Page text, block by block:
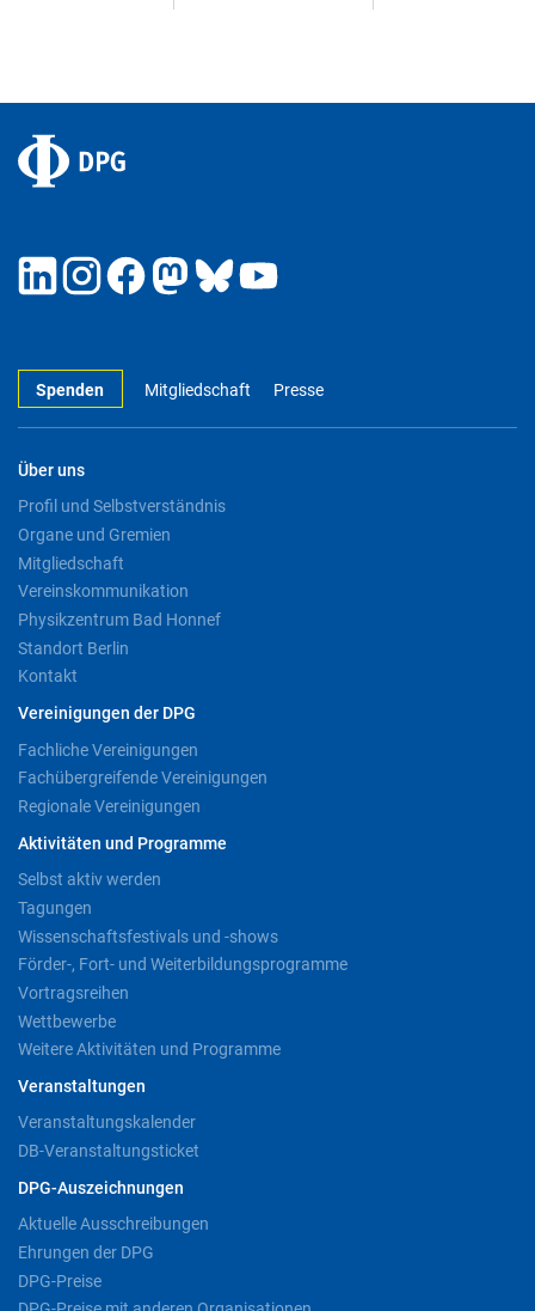
Spenden Mitgliedschaft Presse
Über uns
Profil und Selbstverständnis
Organe und Gremien
Mitgliedschaft
Vereinskommunikation
Physikzentrum Bad Honnef
Standort Berlin
Kontakt
Vereinigungen der DPG
Fachliche Vereinigungen
Fachübergreifende Vereinigungen
Regionale Vereinigungen
Aktivitäten und Programme
Selbst aktiv werden
Tagungen
Wissenschaftsfestivals und -shows
Förder-, Fort- und Weiterbildungsprogramme
Vortragsreihen
Wettbewerbe
Weitere Aktivitäten und Programme
Veranstaltungen
Veranstaltungskalender
DB-Veranstaltungsticket
DPG-Auszeichnungen
Aktuelle Ausschreibungen
Ehrungen der DPG
DPG-Preise